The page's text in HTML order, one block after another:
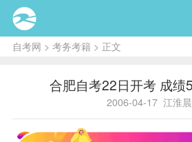
自考网 > 考务考籍 > 正文
合肥自考22日开考 成绩
2006-04-17 江淮